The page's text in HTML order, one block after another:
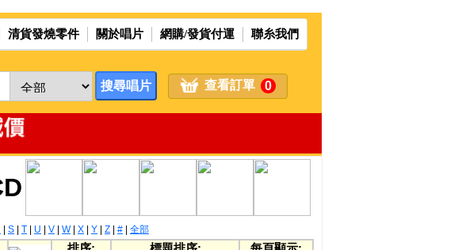
清貨發燒零件 關於唱片 網購/發貨付運 聯糸我們
查看訂單 0
| S | T | U | V | W| X | Y | Z | # | 全部